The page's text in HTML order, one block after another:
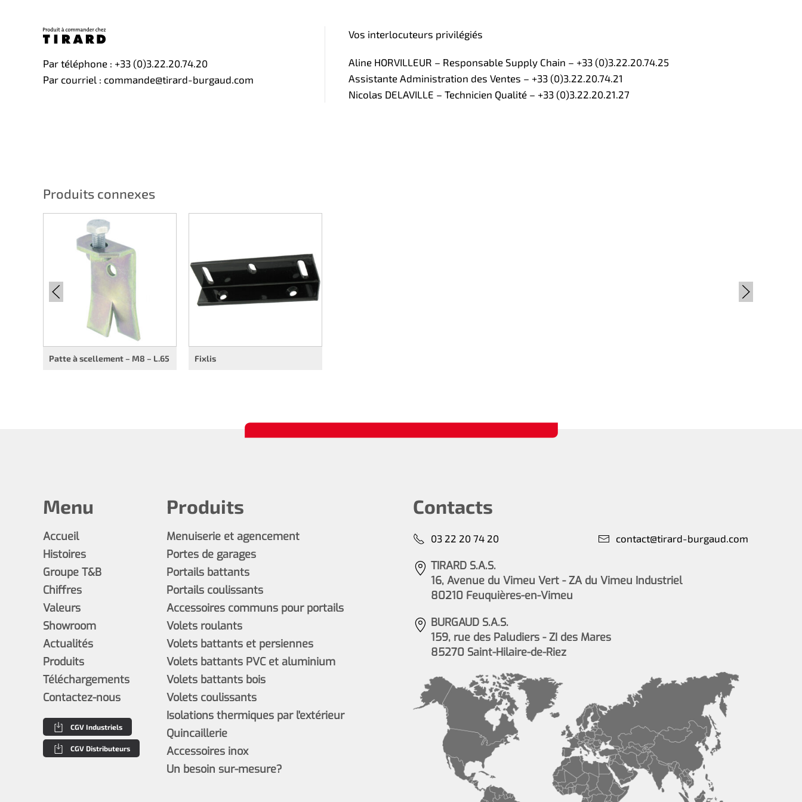
Par téléphone : +33 (0)3.22.20.74.20
Par courriel : commande@tirard-burgaud.com
Vos interlocuteurs privilégiés
Aline HORVILLEUR – Responsable Supply Chain – +33 (0)3.22.20.74.25
Assistante Administration des Ventes – +33 (0)3.22.20.74.21
Nicolas DELAVILLE – Technicien Qualité – +33 (0)3.22.20.21.27
Produits connexes
Patte à scellement – M8 – L.65 Fixlis
Produits
Menuiserie et agencement
Portes de garages
Portails battants
Portails coulissants
Accessoires communs pour portails
Volets roulants
Volets battants et persiennes
Volets battants PVC et aluminium
Volets battants bois
Volets coulissants
Isolations thermiques par l'extérieur
Quincaillerie
Accessoires inox
Un besoin sur-mesure?
Menu
Accueil
Histoires
Groupe T&B
Chiffres
Valeurs
Showroom
Actualités
Produits
Téléchargements
Contactez-nous
CGV Industriels
CGV Distributeurs
Contacts
03 22 20 74 20 contact@tirard-burgaud.com
TIRARD S.A.S.
16, Avenue du Vimeu Vert - ZA du Vimeu Industriel
80210 Feuquières-en-Vimeu
BURGAUD S.A.S.
159, rue des Paludiers - ZI des Mares
85270 Saint-Hilaire-de-Riez